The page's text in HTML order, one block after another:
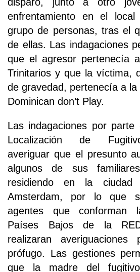
enfrentamiento en el
grupo de personas, tras el
de ellas. Las indagaciones
que el agresor pertenecía
Trinitarios y que la víctima,
de gravedad, pertenecía a
Dominican don’t Play.
Las indagaciones por
Localización de
averiguar que el presunto
algunos de sus
residiendo en la ciudad
Amsterdam, por lo que
agentes que conforman
Países Bajos de la
realizaran averiguaciones
prófugo. Las gestiones
que la madre del